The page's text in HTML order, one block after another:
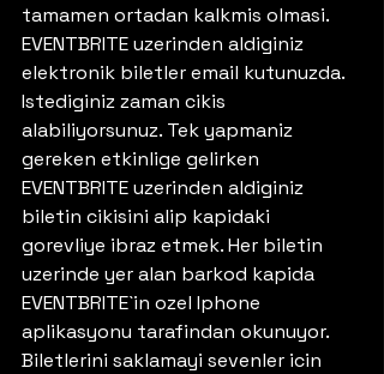
tamamen ortadan kalkmis olmasi.
EVENTBRITE uzerinden aldiginiz
elektronik biletler email kutunuzda.
Istediginiz zaman cikis
alabiliyorsunuz. Tek yapmaniz
gereken etkinlige gelirken
EVENTBRITE uzerinden aldiginiz
biletin cikisini alip kapidaki
gorevliye ibraz etmek. Her biletin
uzerinde yer alan barkod kapida
EVENTBRITE`in ozel Iphone
aplikasyonu tarafindan okunuyor.
Biletlerini saklamayi sevenler icin